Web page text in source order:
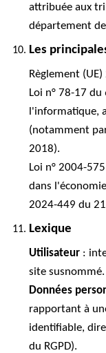
attribuée aux
département
Les
Règlement
Loi n° 78-17
l'informatique,
(notamment
2018).
Loi n° 2004-
dans
2024-449 du
Lexique
Utilisateur :
site susnommé.
Données
rapportant à
identifiable,
du RGPD).